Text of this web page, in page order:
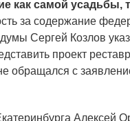
как самой усадьбы,
за содержание
Сергей Козлов
проект
обращался с
Алексей